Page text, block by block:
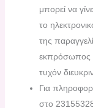
μπορεί να
το
της
εκπρόσωπος
τυχόν
Για
στο